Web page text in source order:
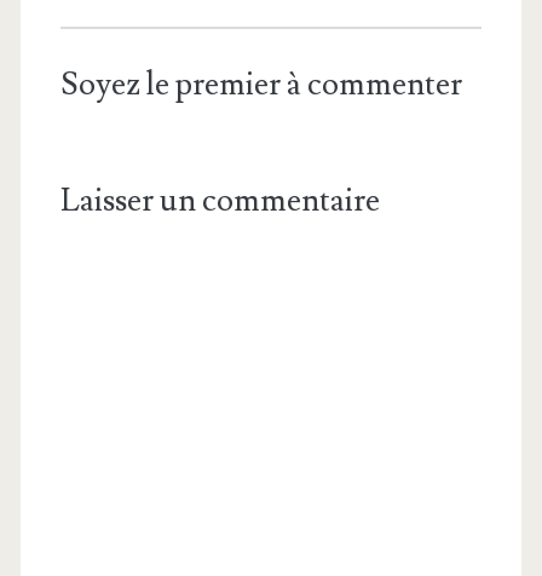
Soyez le premier à commenter
Laisser un commentaire